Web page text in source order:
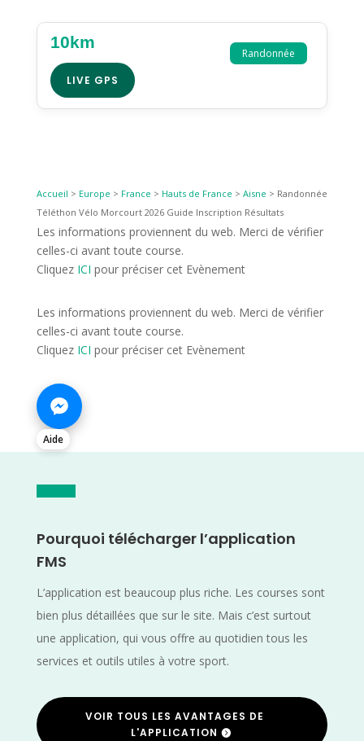
Randonnée
10km
LIVE GPS
Accueil > Europe > France > Hauts de France > Aisne > Randonnée
Téléthon Vélo Morcourt 2026 Guide Inscription Résultats
Les informations proviennent du web. Merci de vérifier
celles-ci avant toute course.
Cliquez ICI pour préciser cet Evènement
Les informations proviennent du web. Merci de vérifier
celles-ci avant toute course.
Cliquez ICI pour préciser cet Evènement
Aide
Pourquoi télécharger l’application
FMS
L’application est beaucoup plus riche. Les courses sont
bien plus détaillées que sur le site. Mais c’est surtout
une application, qui vous offre au quotidien tous les
services et outils utiles à votre sport.
VOIR TOUS LES AVANTAGES DE
L'APPLICATION